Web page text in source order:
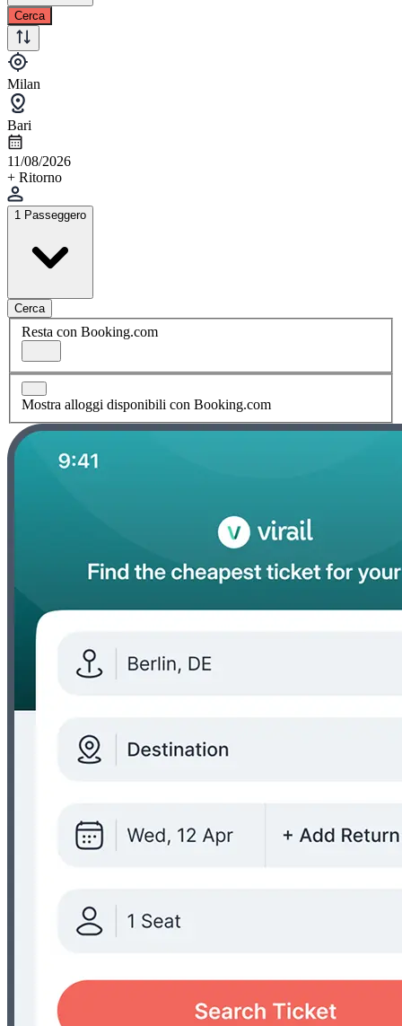
Cerca
Milan
Bari
11/08/2026
+ Ritorno
1 Passeggero
Cerca
Resta con Booking.com
Mostra alloggi disponibili con Booking.com